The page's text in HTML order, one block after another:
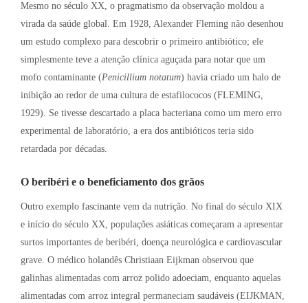
Mesmo no século XX, o pragmatismo da observação moldou a
virada da saúde global. Em 1928, Alexander Fleming não desenhou
um estudo complexo para descobrir o primeiro antibiótico; ele
simplesmente teve a atenção clínica aguçada para notar que um
mofo contaminante (Penicillium notatum) havia criado um halo de
inibição ao redor de uma cultura de estafilococos (FLEMING,
1929). Se tivesse descartado a placa bacteriana como um mero erro
experimental de laboratório, a era dos antibióticos teria sido
retardada por décadas.
O beribéri e o beneficiamento dos grãos
Outro exemplo fascinante vem da nutrição. No final do século XIX
e início do século XX, populações asiáticas começaram a apresentar
surtos importantes de beribéri, doença neurológica e cardiovascular
grave. O médico holandês Christiaan Eijkman observou que
galinhas alimentadas com arroz polido adoeciam, enquanto aquelas
alimentadas com arroz integral permaneciam saudáveis (EIJKMAN,